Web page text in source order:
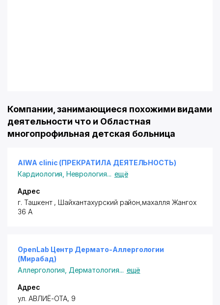
Компании, занимающиеся похожими видами
деятельности что и Областная
многопрофильная детская больница
AIWA clinic (ПРЕКРАТИЛА ДЕЯТЕЛЬНОСТЬ)
Кардиология ,Неврология... ещё
Адрес
г. Ташкент, Шайхантахурский район,махалля Жангох
36 А
OpenLab Центр Дермато-Аллергологии
(Мирабад)
Аллергология Дерматология... ещё
Адрес
ул. АВЛИЁ-ОТА, 9